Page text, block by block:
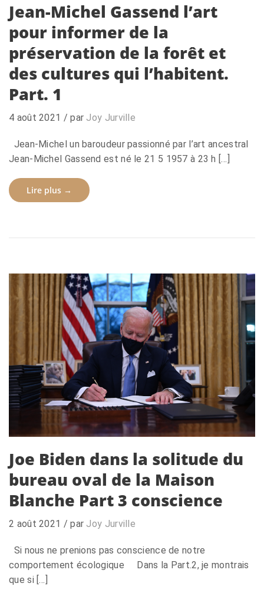
Jean-Michel Gassend l’art
pour informer de la
préservation de la forêt et
des cultures qui l’habitent.
Part. 1
4 août 2021 / par Joy Jurville
Jean-Michel un baroudeur passionné par l’art ancestral
Jean-Michel Gassend est né le 21 5 1957 à 23 h […]
Lire plus →
Joe Biden dans la solitude du
bureau oval de la Maison
Blanche Part 3 conscience
2 août 2021 / par Joy Jurville
Si nous ne prenions pas conscience de notre
comportement écologique Dans la Part.2, je montrais
que si […]